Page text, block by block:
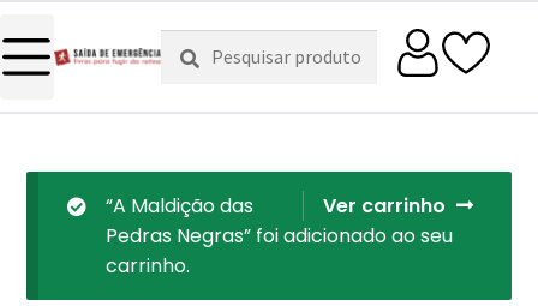
Pesquisar
por:
Pesquisa
Ver carrinho
“A Maldição das
Pedras Negras” foi adicionado ao seu
carrinho.